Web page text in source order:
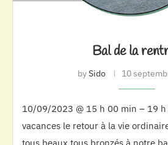
Bal de la
bySido 10
10/09/2023 @ 15 h 00 min – 19
vacances le retour à la vie